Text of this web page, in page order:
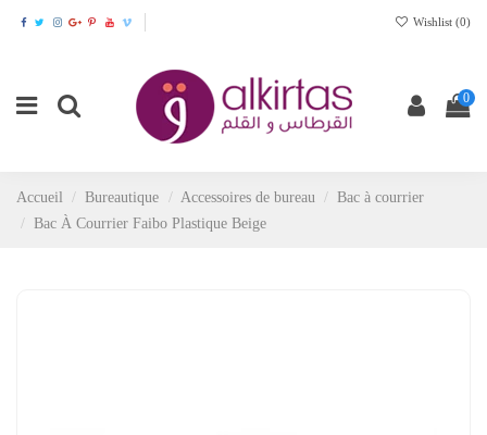
Wishlist (0)
0
Accueil Bureautique Accessoires de bureau
Bac à courrier
Bac À Courrier Faibo Plastique Beige